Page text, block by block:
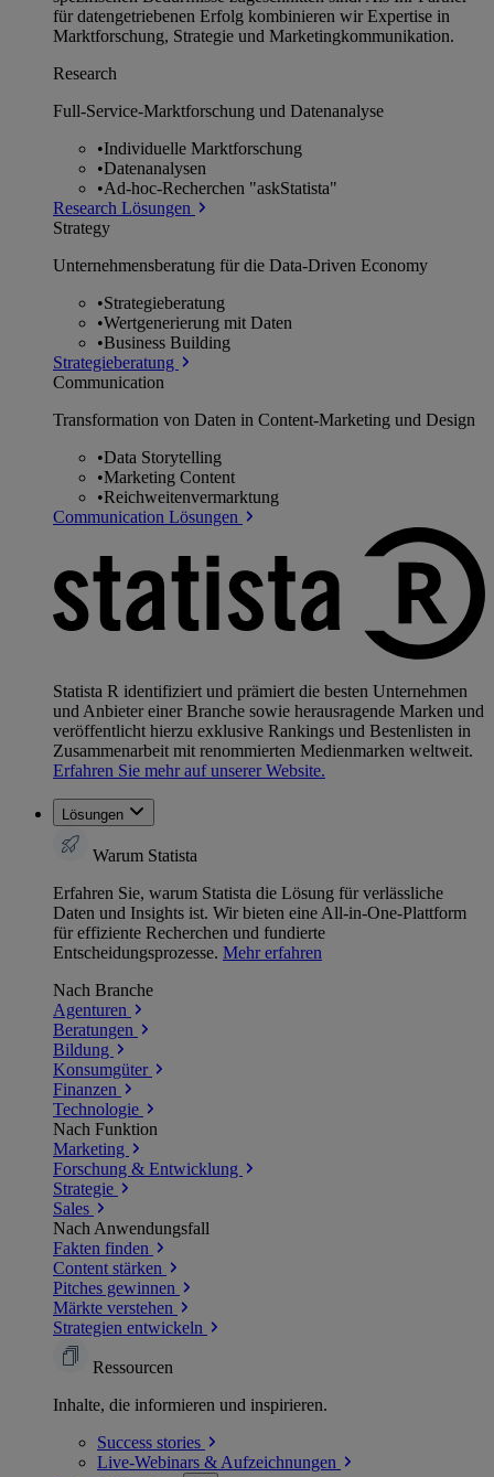
für datengetriebenen Erfolg kombinieren wir Expertise in
Marktforschung, Strategie und Marketingkommunikation.
Research
Full-Service-Marktforschung und Datenanalyse
•Individuelle Marktforschung
•Datenanalysen
•Ad-hoc-Recherchen "askStatista"
Research Lösungen
Strategy
Unternehmens­beratung für die Data-Driven Economy
•Strategieberatung
•Wertgenerierung mit Daten
•Business Building
Strategieberatung
Communication
Transformation von Daten in Content-Marketing und Design
•Data Storytelling
•Marketing Content
•Reichweitenvermarktung
Communication Lösungen
Statista R identifiziert und prämiert die besten Unternehmen
und Anbieter einer Branche sowie herausragende Marken und
veröffentlicht hierzu exklusive Rankings und Bestenlisten in
Zusammenarbeit mit renommierten Medienmarken weltweit.
Erfahren Sie mehr auf unserer Website.
Lösungen
Warum Statista
Erfahren Sie, warum Statista die Lösung für verlässliche
Daten und Insights ist. Wir bieten eine All-in-One-Plattform
für effiziente Recherchen und fundierte
Entscheidungsprozesse. Mehr erfahren
Nach Branche
Agenturen
Beratungen
Bildung
Konsumgüter
Finanzen
Technologie
Nach Funktion
Marketing
Forschung & Entwicklung
Strategie
Sales
Nach Anwendungsfall
Fakten finden
Content stärken
Pitches gewinnen
Märkte verstehen
Strategien entwickeln
Ressourcen
Inhalte, die informieren und inspirieren.
Success stories
Live-Webinars & Aufzeichnungen